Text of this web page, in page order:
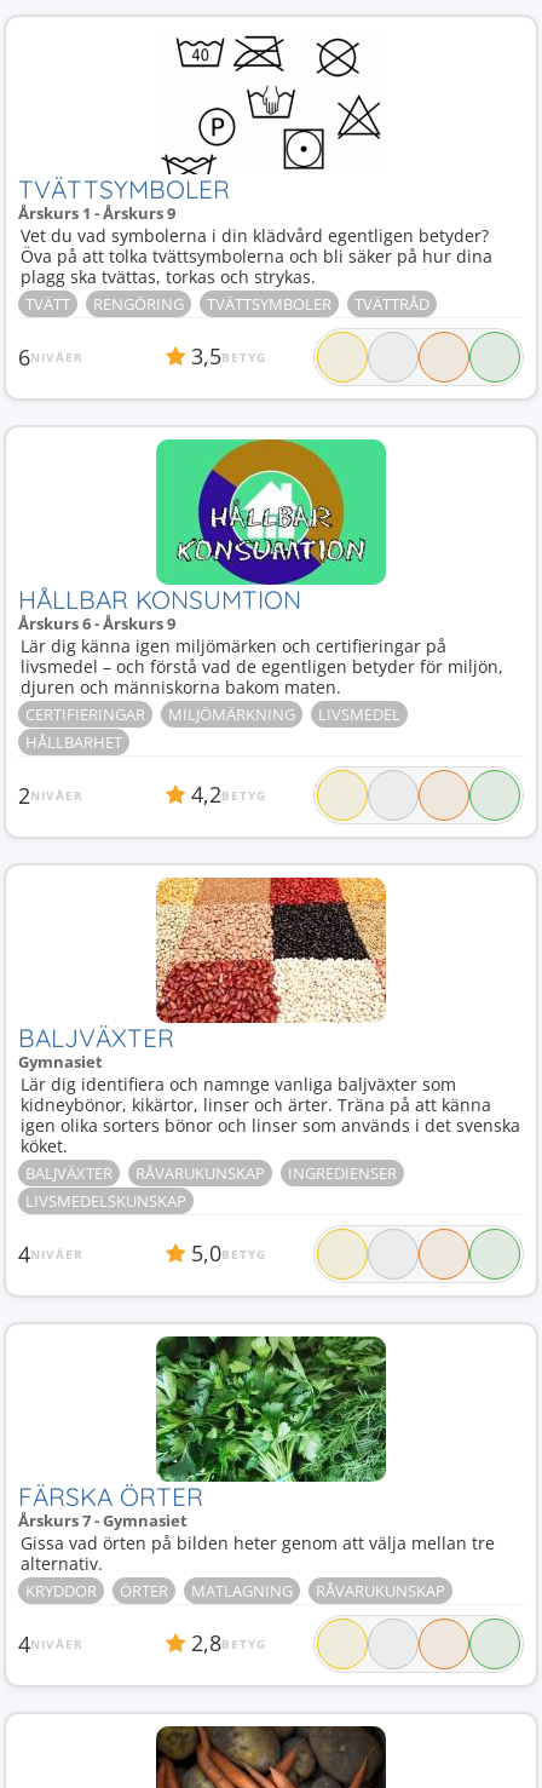
TVÄTTSYMBOLER
Årskurs 1 - Årskurs 9
Vet du vad symbolerna i din klädvård egentligen betyder?
Öva på att tolka tvättsymbolerna och bli säker på hur dina
plagg ska tvättas, torkas och strykas.
TVÄTT RENGÖRING TVÄTTSYMBOLER TVÄTTRÅD
6NIVÅER 3,5BETYG
HÅLLBAR KONSUMTION
Årskurs 6 - Årskurs 9
Lär dig känna igen miljömärken och certifieringar på
livsmedel – och förstå vad de egentligen betyder för miljön,
djuren och människorna bakom maten.
CERTIFIERINGAR MILJÖMÄRKNING
LIVSMEDEL
HÅLLBARHET
2NIVÅER 4,2BETYG
BALJVÄXTER
Gymnasiet
Lär dig identifiera och namnge vanliga baljväxter som
kidneybönor, kikärtor, linser och ärter. Träna på att känna
igen olika sorters bönor och linser som används i det svenska
köket.
BALJVÄXTER RÅVARUKUNSKAP
INGREDIENSER
LIVSMEDELSKUNSKAP
4NIVÅER 5,0BETYG
FÄRSKA ÖRTER
Årskurs 7 - Gymnasiet
Gissa vad örten på bilden heter genom att välja mellan tre
alternativ.
KRYDDOR ÖRTER MATLAGNING RÅVARUKUNSKAP
4NIVÅER 2,8BETYG